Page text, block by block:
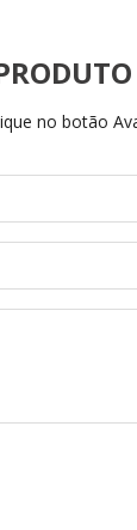
no botão